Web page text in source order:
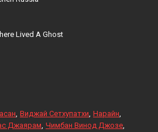
Lived A Ghost
Виджай Сетхупатхи Нарайн
Джаярам Чимбан Винод Джозе